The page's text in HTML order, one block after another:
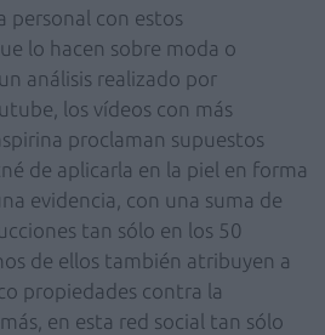
personal con estos
lo hacen sobre moda o
análisis realizado por
los vídeos con más
proclaman supuestos
de aplicarla en la piel en forma
evidencia, con una suma de
tan sólo en los 50
de ellos también atribuyen a
propiedades contra la
en esta red social tan sólo